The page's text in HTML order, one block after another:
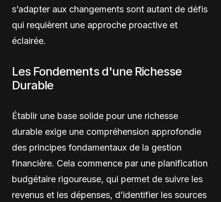
s’adapter aux changements sont autant de défis
qui requièrent une approche proactive et
éclairée.
Les Fondements d'une Richesse
Durable
Établir une base solide pour une richesse
durable exige une compréhension approfondie
des principes fondamentaux de la gestion
financière. Cela commence par une planification
budgétaire rigoureuse, qui permet de suivre les
revenus et les dépenses, d’identifier les sources